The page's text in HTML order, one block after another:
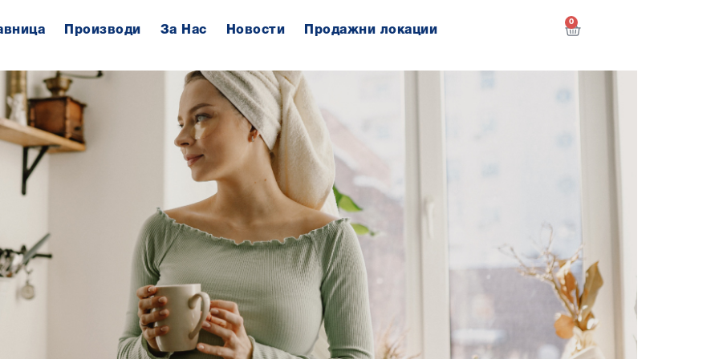
Производи За Нас Новости Продажни локации
0